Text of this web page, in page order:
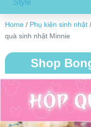
Home / Phụ kiện sinh nhật /
quà sinh nhật Minnie
Shop